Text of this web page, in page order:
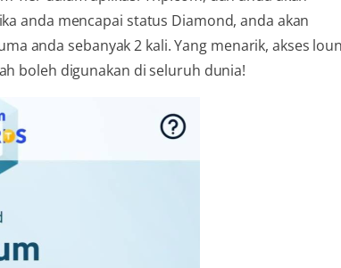
anda mencapai status Diamond, anda akan
anda sebanyak 2 kali. Yang menarik, akses
boleh digunakan di seluruh dunia!